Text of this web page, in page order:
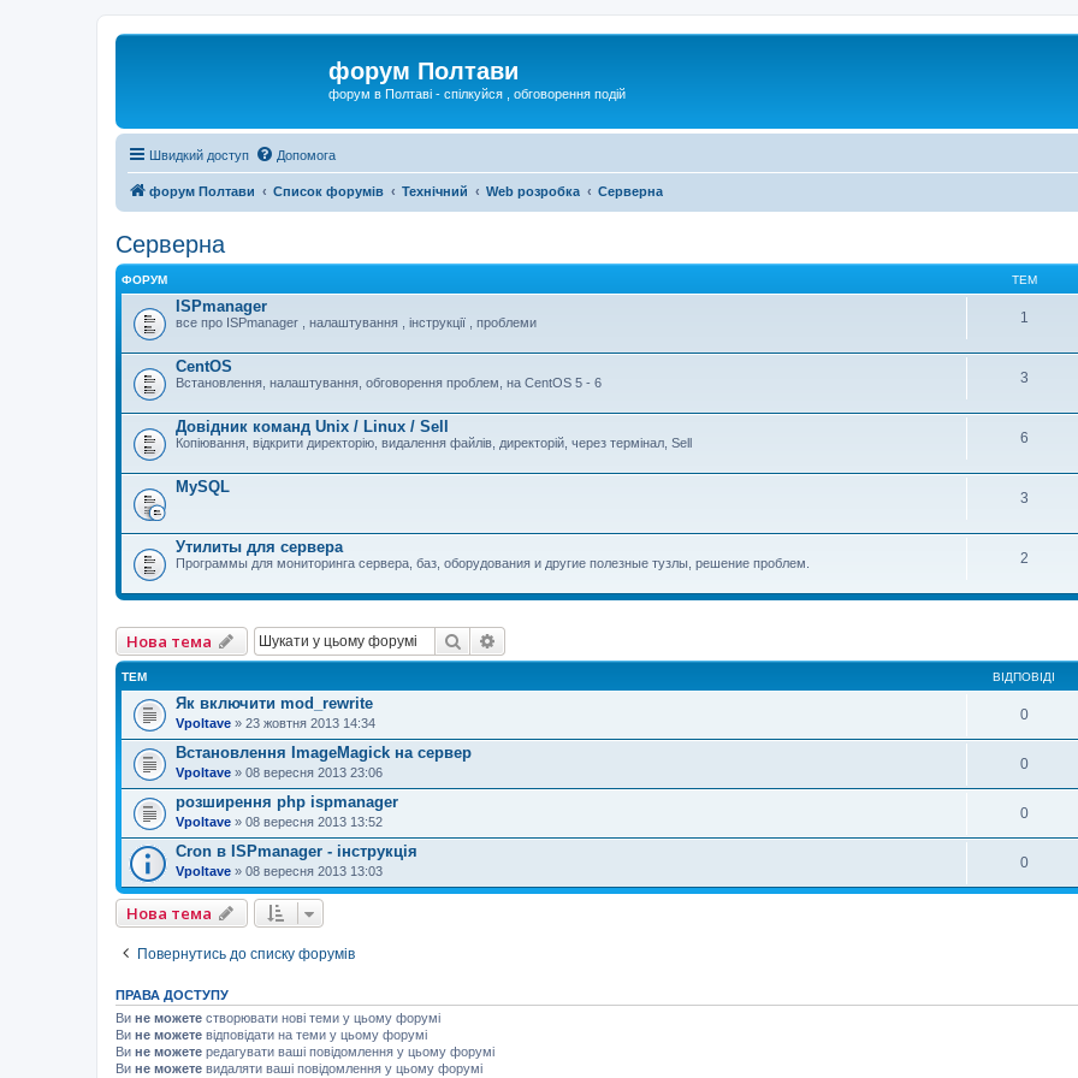
форум Полтави
форум в Полтаві - спілкуйся , обговорення подій
Швидкий доступ Допомога
форум Полтави Список форумів Технічний Web розробка Серверна
Серверна
ФОРУМ ТЕМ
ISPmanager
все про ISPmanager , налаштування , інструкції , проблеми 1
CentOS
Встановлення, налаштування, обговорення проблем, на CentOS 5 - 6 3
Довідник команд Unix / Linux / Sell
Копіювання, відкрити директорію, видалення файлів, директорій, через термінал, Sell 6
MySQL
3
Утилиты для сервера
Программы для мониторинга сервера, баз, оборудования и другие полезные тузлы, решение проблем. 2
Нова тема Пошук
ТЕМ ВІДПОВІДІ
Як включити mod_rewrite
Vpoltave » 23 жовтня 2013 14:34
0
Встановлення ImageMagick на сервер
Vpoltave » 08 вересня 2013 23:06
0
розширення php ispmanager
Vpoltave » 08 вересня 2013 13:52
0
Cron в ISPmanager - інструкція
Vpoltave » 08 вересня 2013 13:03
0
Нова тема
Повернутись до списку форумів
ПРАВА ДОСТУПУ
Ви не можете створювати нові теми у цьому форумі
Ви не можете відповідати на теми у цьому форумі
Ви не можете редагувати ваші повідомлення у цьому форумі
Ви не можете видаляти ваші повідомлення у цьому форумі